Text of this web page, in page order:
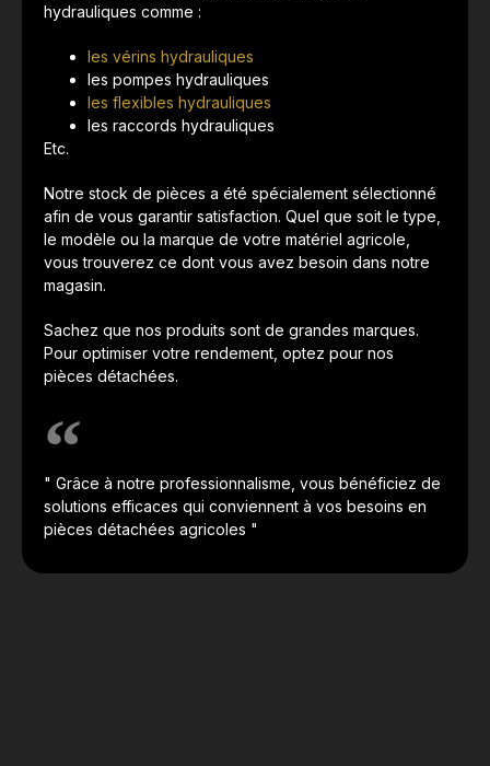
hydrauliques comme :
les vérins hydrauliques
les pompes hydrauliques
les flexibles hydrauliques
les raccords hydrauliques
Etc.
Notre stock de pièces a été spécialement sélectionné
afin de vous garantir satisfaction. Quel que soit le type,
le modèle ou la marque de votre matériel agricole,
vous trouverez ce dont vous avez besoin dans notre
magasin.
Sachez que nos produits sont de grandes marques.
Pour optimiser votre rendement, optez pour nos
pièces détachées.
" Grâce à notre professionnalisme, vous bénéficiez de
solutions efficaces qui conviennent à vos besoins en
pièces détachées agricoles "